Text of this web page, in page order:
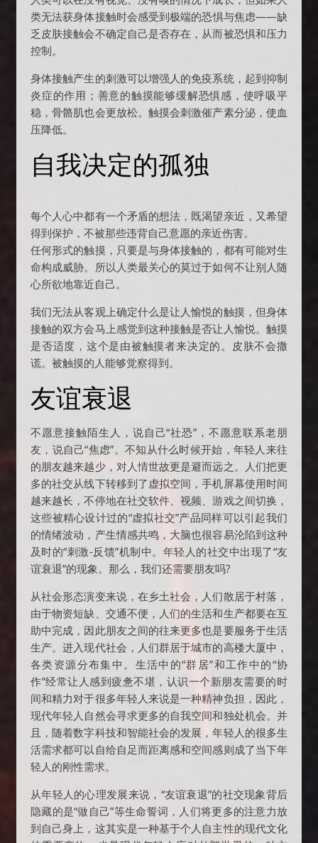
类无法获身体接触时会感受到极端的恐惧与焦虑——缺
乏皮肤接触会不确定自己是否存在，从而被恐惧和压力
控制。
身体接触产生的刺激可以增强人的免疫系统，起到抑制
炎症的作用；善意的触摸能够缓解恐惧感，使呼吸平
稳，骨骼肌也会更放松。触摸会刺激催产素分泌，使血
压降低。
自我决定的孤独
每个人心中都有一个矛盾的想法，既渴望亲近，又希望
得到保护，不被那些违背自己意愿的亲近伤害。
任何形式的触摸，只要是与身体接触的，都有可能对生
命构成威胁。所以人类最关心的莫过于如何不让别人随
心所欲地靠近自己。
我们无法从客观上确定什么是让人愉悦的触摸，但身体
接触的双方会马上感觉到这种接触是否让人愉悦。触摸
是否适度，这个是由被触摸者来决定的。皮肤不会撒
谎。被触摸的人能够觉察得到。
友谊衰退
不愿意接触陌生人，说自己“社恐”，不愿意联系老朋
友，说自己“焦虑”。不知从什么时候开始，年轻人来往
的朋友越来越少，对人情世故更是避而远之。人们把更
多的社交从线下转移到了虚拟空间，手机屏幕使用时间
越来越长，不停地在社交软件、视频、游戏之间切换，
这些被精心设计过的“虚拟社交”产品同样可以引起我们
的情绪波动，产生情感共鸣，大脑也很容易沦陷到这种
及时的“刺激-反馈”机制中。年轻人的社交中出现了“友
谊衰退”的现象。那么，我们还需要朋友吗?
从社会形态演变来说，在乡土社会，人们散居于村落，
由于物资短缺、交通不便，人们的生活和生产都要在互
助中完成，因此朋友之间的往来更多也是要服务于生活
生产。进入现代社会，人们群居于城市的高楼大厦中，
各类资源分布集中。生活中的“群居”和工作中的“协
作”经常让人感到疲惫不堪，认识一个新朋友需要的时
间和精力对于很多年轻人来说是一种精神负担，因此，
现代年轻人自然会寻求更多的自我空间和独处机会。并
且，随着数字科技和智能社会的发展，年轻人的很多生
活需求都可以自给自足而距离感和空间感则成了当下年
轻人的刚性需求。
从年轻人的心理发展来说，“友谊衰退”的社交现象背后
隐藏的是“做自己”等生命誓词，人们将更多的注意力放
到自己身上，这其实是一种基于个人自主性的现代文化